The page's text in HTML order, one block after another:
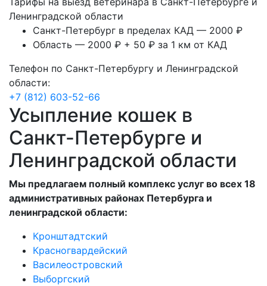
Ленинградской области
Санкт-Петербург в пределах КАД — 2000 ₽
Область — 2000 ₽ + 50 ₽ за 1 км от КАД
Телефон по Санкт-Петербургу и Ленинградской
области:
+7 (812) 603-52-66
Усыпление кошек в
Санкт-Петербурге и
Ленинградской области
Мы предлагаем полный комплекс услуг во всех 18
административных районах Петербурга и
ленинградской области:
Кронштадтский
Красногвардейский
Василеостровский
Выборгский